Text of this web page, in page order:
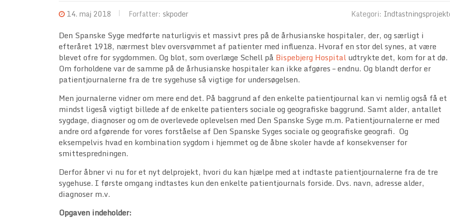
14. maj 2018 Forfatter: skpoder Kategori:
Den Spanske Syge medførte naturligvis et massivt pres på de århusianske hospitaler, der, og særligt i
efteråret 1918, nærmest blev oversvømmet af patienter med influenza. Hvoraf en stor del synes, at være
blevet ofre for sygdommen. Og blot, som overlæge Schell på Bispebjerg Hospital udtrykte det, kom for at dø.
Om forholdene var de samme på de århusianske hospitaler kan ikke afgøres – endnu. Og blandt derfor er
patientjournalerne fra de tre sygehuse så vigtige for undersøgelsen.
Men journalerne vidner om mere end det. På baggrund af den enkelte patientjournal kan vi nemlig også få et
mindst ligeså vigtigt billede af de enkelte patienters sociale og geografiske baggrund. Samt alder, antallet
sygdage, diagnoser og om de overlevede oplevelsen med Den Spanske Syge m.m. Patientjournalerne er med
andre ord afgørende for vores forståelse af Den Spanske Syges sociale og geografiske geografi. Og
eksempelvis hvad en kombination sygdom i hjemmet og de åbne skoler havde af konsekvenser for
smittespredningen.
Derfor åbner vi nu for et nyt delprojekt, hvori du kan hjælpe med at indtaste patientjournalerne fra de tre
sygehuse. I første omgang indtastes kun den enkelte patientjournals forside. Dvs. navn, adresse alder,
diagnoser m.v.
Opgaven indeholder: